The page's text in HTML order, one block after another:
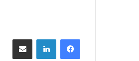
فيسبوك لينكدإن مشاركة عبر البريد